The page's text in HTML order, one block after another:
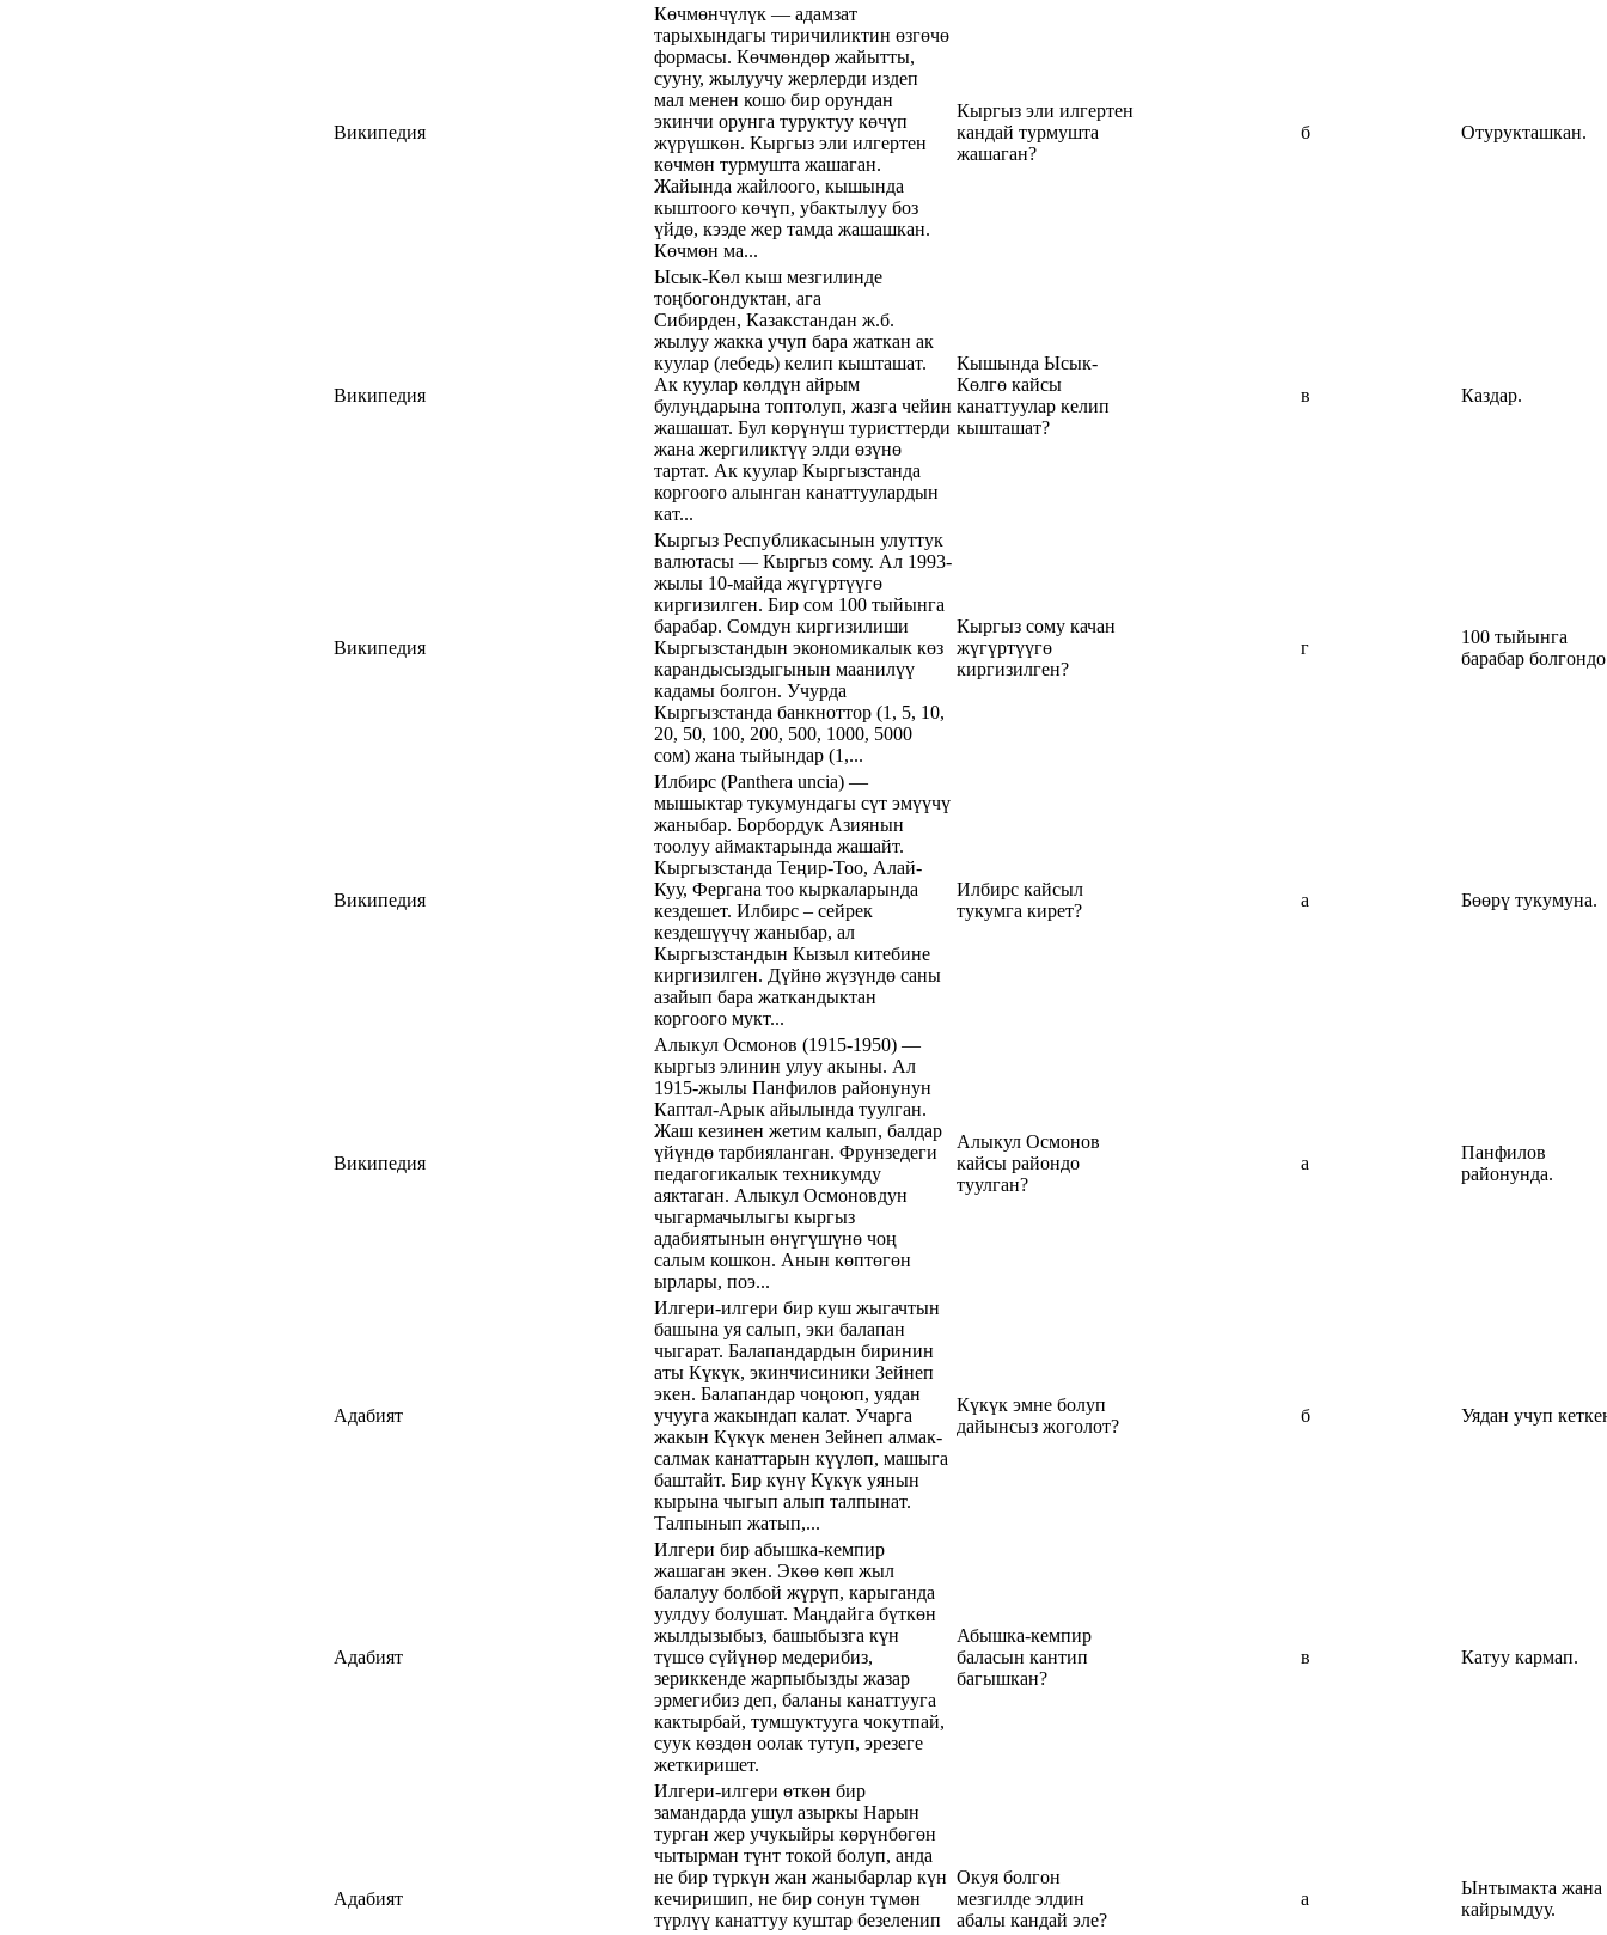
Википедия
Көчмөнчүлүк — адамзат
тарыхындагы тиричиликтин өзгөчө
формасы. Көчмөндөр жайытты,
сууну, жылуучу жерлерди издеп
мал менен кошо бир орундан
экинчи орунга туруктуу көчүп
жүрүшкөн. Кыргыз эли илгертен
көчмөн турмушта жашаган.
Жайында жайлоого, кышында
кыштоого көчүп, убактылуу боз
үйдө, кээде жер тамда жашашкан.
Көчмөн ма...
Кыргыз эли илгертен
кандай турмушта
жашаган?
б Отурукташкан.
Википедия
Ысык-Көл кыш мезгилинде
тоңбогондуктан, ага
Сибирден, Казакстандан ж.б.
жылуу жакка учуп бара жаткан ак
куулар (лебедь) келип кышташат.
Ак куулар көлдүн айрым
булуңдарына топтолуп, жазга чейин
жашашат. Бул көрүнүш туристтерди
жана жергиликтүү элди өзүнө
тартат. Ак куулар Кыргызстанда
коргоого алынган канаттуулардын
кат...
Кышында Ысык-
Көлгө кайсы
канаттуулар келип
кышташат?
в Каздар.
Википедия
Кыргыз Республикасынын улуттук
валютасы — Кыргыз сому. Ал 1993-
жылы 10-майда жүгүртүүгө
киргизилген. Бир сом 100 тыйынга
барабар. Сомдун киргизилиши
Кыргызстандын экономикалык көз
карандысыздыгынын маанилүү
кадамы болгон. Учурда
Кыргызстанда банкноттор (1, 5, 10,
20, 50, 100, 200, 500, 1000, 5000
сом) жана тыйындар (1,...
Кыргыз сому качан
жүгүртүүгө
киргизилген?
г
100 тыйынга
барабар
Википедия
Илбирс (Panthera uncia) —
мышыктар тукумундагы сүт эмүүчү
жаныбар. Борбордук Азиянын
тоолуу аймактарында жашайт.
Кыргызстанда Теңир-Тоо, Алай-
Куу, Фергана тоо кыркаларында
кездешет. Илбирс – сейрек
кездешүүчү жаныбар, ал
Кыргызстандын Кызыл китебине
киргизилген. Дүйнө жүзүндө саны
азайып бара жаткандыктан
коргоого мукт...
Илбирс кайсыл
тукумга кирет?
а Бөөрү тукумуна.
Википедия
Алыкул Осмонов (1915-1950) —
кыргыз элинин улуу акыны. Ал
1915-жылы Панфилов районунун
Каптал-Арык айылында туулган.
Жаш кезинен жетим калып, балдар
үйүндө тарбияланган. Фрунзедеги
педагогикалык техникумду
аяктаган. Алыкул Осмоновдун
чыгармачылыгы кыргыз
адабиятынын өнүгүшүнө чоң
салым кошкон. Анын көптөгөн
ырлары, поэ...
Алыкул Осмонов
кайсы райондо
туулган?
а
Панфилов
районунда.
Адабият
Илгери-илгери бир куш жыгачтын
башына уя салып, эки балапан
чыгарат. Балапандардын биринин
аты Күкүк, экинчисиники Зейнеп
экен. Балапандар чоңоюп, уядан
учууга жакындап калат. Учарга
жакын Күкүк менен Зейнеп алмак-
салмак канаттарын күүлөп, машыга
баштайт. Бир күнү Күкүк уянын
кырына чыгып алып талпынат.
Талпынып жатып,...
Күкүк эмне болуп
дайынсыз жоголот?
б Уядан учуп
Адабият
Илгери бир абышка-кемпир
жашаган экен. Экөө көп жыл
балалуу болбой жүрүп, карыганда
уулдуу болушат. Маңдайга бүткөн
жылдызыбыз, башыбызга күн
түшсө сүйүнөр медерибиз,
зериккенде жарпыбызды жазар
эрмегибиз деп, баланы канаттууга
кактырбай, тумшуктууга чокутпай,
суук көздөн оолак тутуп, эрезеге
жеткиришет.
Абышка-кемпир
баласын кантип
багышкан?
в Катуу кармап.
Адабият
Илгери-илгери өткөн бир
замандарда ушул азыркы Нарын
турган жер учукыйры көрүнбөгөн
чытырман түнт токой болуп, анда
не бир түркүн жан жаныбарлар күн
кечиришип, не бир сонун түмөн
түрлүү канаттуу куштар безеленип
Окуя болгон
мезгилде элдин
абалы кандай эле?
а
Ынтымакта жана
кайрымдуу.